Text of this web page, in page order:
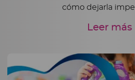
cómo dejarla
Leer más